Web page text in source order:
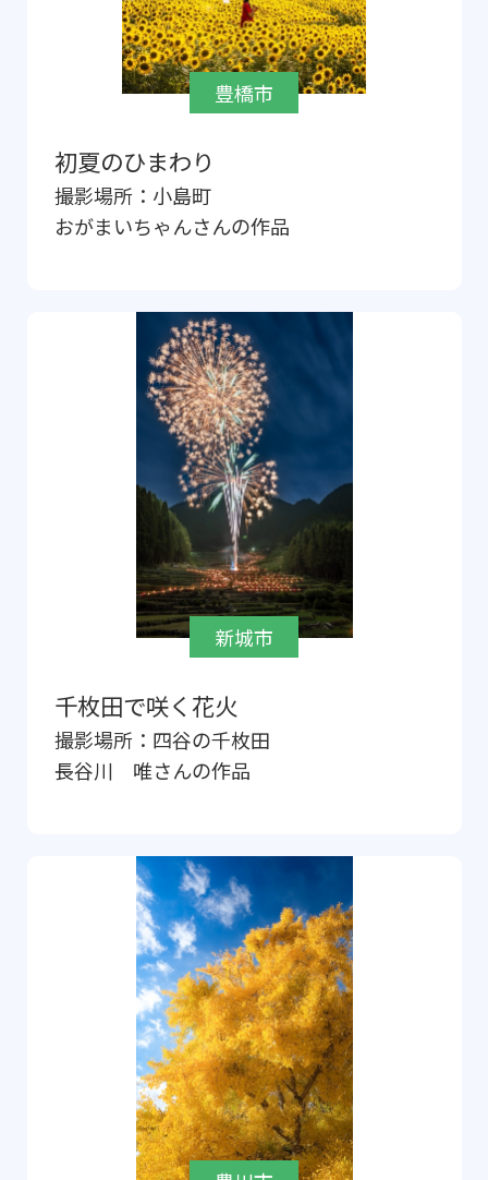
豊橋市
初夏のひまわり
撮影場所： 小島町
おがまいちゃんさんの作品
新城市
千枚田で咲く花火
撮影場所： 四谷の千枚田
長谷川 唯さんの作品